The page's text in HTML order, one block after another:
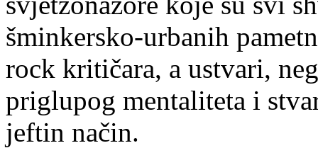
šminkersko-urbanih
rock kritičara, a ustvari,
priglupog mentaliteta i
jeftin način.